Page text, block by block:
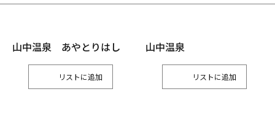
山中温泉 あやとりはし
リスト
山中温泉
リスト